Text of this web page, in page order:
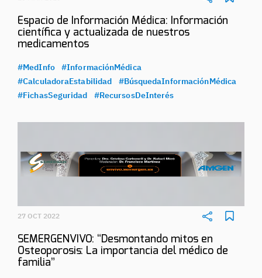
Espacio de Información Médica: Información
científica y actualizada de nuestros
medicamentos
#MedInfo
#InformaciónMédica
#CalculadoraEstabilidad
#BúsquedaInformaciónMédica
#FichasSeguridad
#RecursosDeInterés
27 OCT 2022
SEMERGENVIVO: “Desmontando mitos en
Osteoporosis: La importancia del médico de
familia”